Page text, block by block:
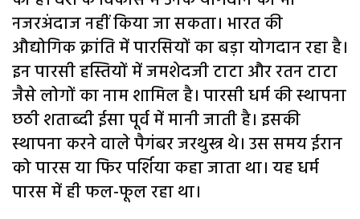
नजरअंदाज नहीं किया जा सकता। भारत की
औद्योगिक क्रांति में पारसियों का बड़ा योगदान रहा है।
इन पारसी हस्तियों में जमशेदजी टाटा और रतन टाटा
जैसे लोगों का नाम शामिल है। पारसी धर्म की स्थापना
छठी शताब्दी ईसा पूर्व में मानी जाती है। इसकी
स्थापना करने वाले पैगंबर जरथुस्त्र थे। उस समय ईरान
को पारस या फिर पर्शिया कहा जाता था। यह धर्म
पारस में ही फल-फूल रहा था।